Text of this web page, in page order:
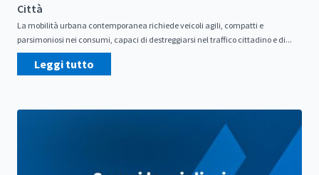
Città
La mobilità urbana contemporanea richiede veicoli agili, compatti e
parsimoniosi nei consumi, capaci di destreggiarsi nel traffico cittadino e di...
Leggi tutto